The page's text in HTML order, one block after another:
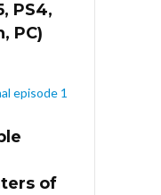
PS4,
PC)
of